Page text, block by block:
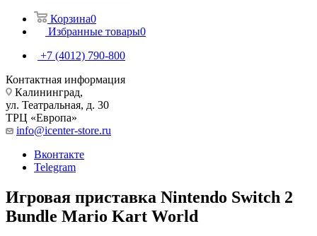
Корзина0
Избранные товары0
+7 (4012) 790-800
Контактная информация
Калининград,
ул. Театральная, д. 30
ТРЦ «Европа»
info@icenter-store.ru
Вконтакте
Telegram
Игровая приставка Nintendo Switch 2
Bundle Mario Kart World